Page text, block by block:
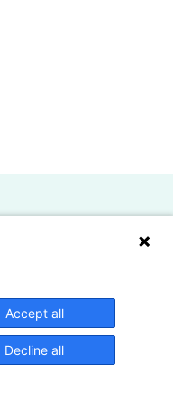
Accept all
Decline all